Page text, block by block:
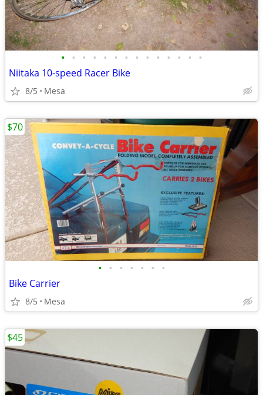
• • • • • • • • • • • • • •
Niitaka 10-speed Racer Bike
8/5 Mesa
• • • • • • •
Bike Carrier
8/5 Mesa
$70
$45